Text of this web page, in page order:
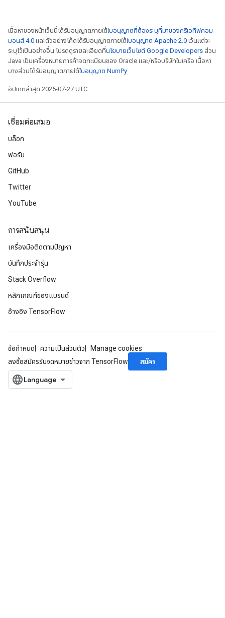
เนื้อหาของหน้าเว็บนี้ได้รับอนุญาตภายใต้ใบอนุญาตที่ต้องระบุที่มาของครีเอทีฟคอม
มอนส์ 4.0 และตัวอย่างโค้ดได้รับอนุญาตภายใต้ใบอนุญาต Apache 2.0 เว้นแต่จะ
ระบุไว้เป็นอย่างอื่น โปรดดูรายละเอียดที่นโยบายเว็บไซต์ Google Developers ส่วน
Java เป็นเครื่องหมายการค้าจดทะเบียนของ Oracle และ/หรือบริษัทในเครือ เนื้อหา
บางส่วนได้รับอนุญาตภายใต้ใบอนุญาต NumPy
อัปเดตล่าสุด 2025-07-27 UTC
เชื่อมต่อเสมอ
บล็อก
ฟอรัม
GitHub
Twitter
YouTube
การสนับสนุน
เครื่องมือติดตามปัญหา
บันทึกประจำรุ่น
Stack Overflow
หลักเกณฑ์ของแบรนด์
อ้างอิง TensorFlow
ข้อกำหนด ความเป็นส่วนตัว
Manage cookies
ลงชื่อสมัครรับจดหมายข่าวจาก TensorFlow
สมัคร